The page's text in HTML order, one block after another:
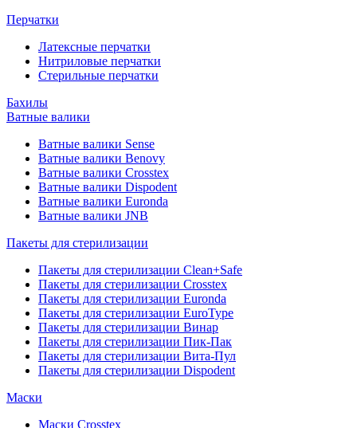
Перчатки
Латексные перчатки
Нитриловые перчатки
Стерильные перчатки
Бахилы
Ватные валики
Ватные валики Sense
Ватные валики Benovy
Ватные валики Crosstex
Ватные валики Dispodent
Ватные валики Euronda
Ватные валики JNB
Пакеты для стерилизации
Пакеты для стерилизации Clean+Safe
Пакеты для стерилизации Crosstex
Пакеты для стерилизации Euronda
Пакеты для стерилизации EuroType
Пакеты для стерилизации Винар
Пакеты для стерилизации Пик-Пак
Пакеты для стерилизации Вита-Пул
Пакеты для стерилизации Dispodent
Маски
Маски Crosstex